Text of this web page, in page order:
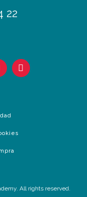
22
All rights reserved.